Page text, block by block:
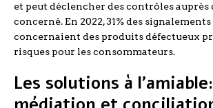
et peut déclencher des contrôles
concerné. En 2022, 31% des
concernaient des produits défectueux
risques pour les consommateurs.
Les solutions à l’amiable: